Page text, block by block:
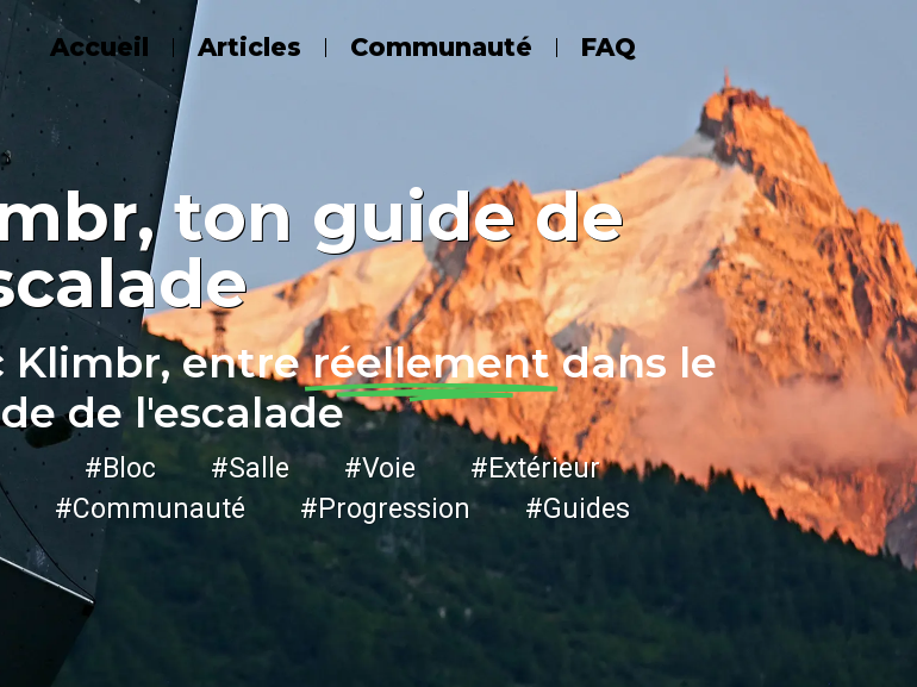
Accueil Articles Communauté FAQ
ton guide de
Klimbr, entre réellement dans le
de l'escalade
#Bloc #Salle #Voie #Extérieur
#Communauté #Progression #Guides